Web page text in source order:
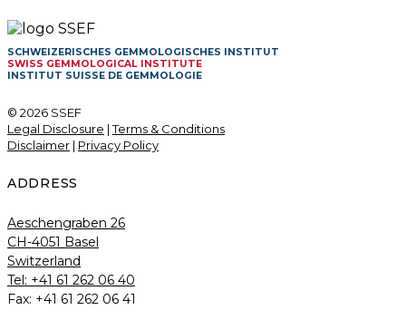
SCHWEIZERISCHES GEMMOLOGISCHES INSTITUT
SWISS GEMMOLOGICAL INSTITUTE
INSTITUT SUISSE DE GEMMOLOGIE
© 2026 SSEF
Legal Disclosure |Terms & Conditions
Disclaimer | Privacy Policy
ADDRESS
Aeschengraben 26
CH-4051 Basel
Switzerland
Tel: +41 61 262 06 40
Fax: +41 61 262 06 41